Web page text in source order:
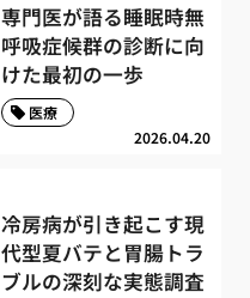
専門医が語る睡眠時無
呼吸症候群の診断に向
けた最初の一歩
2026.04.20
医療
冷房病が引き起こす現
代型夏バテと胃腸トラ
ブルの深刻な実態調査